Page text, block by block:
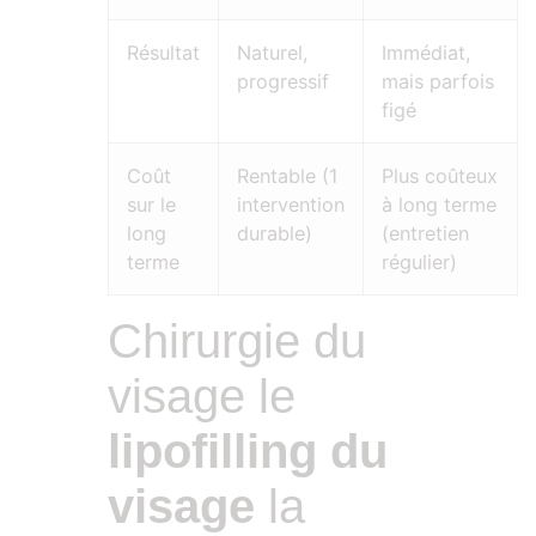
Résultat
Naturel,
progressif
Immédiat,
mais parfois
figé
Coût
sur le
long
terme
Rentable (1
intervention
durable)
Plus coûteux
à long terme
(entretien
régulier)
Chirurgie du
visage le
lipofilling du
visage la